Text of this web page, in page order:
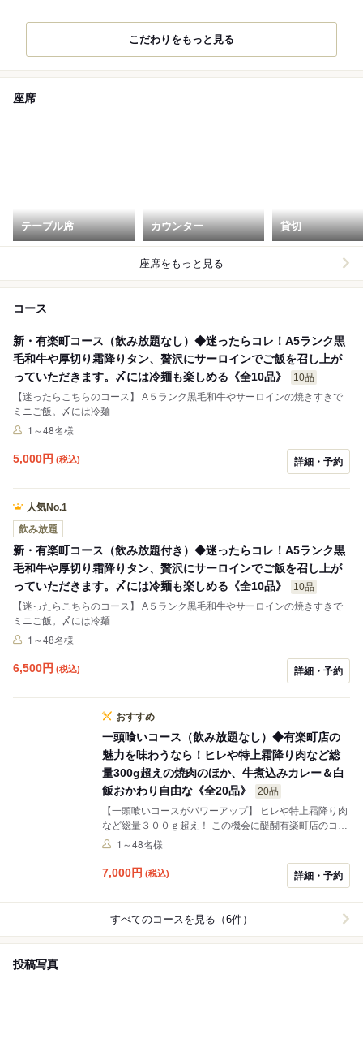
こだわりをもっと見る
座席
テーブル席 カウンター 貸切
座席をもっと見る
コース
新・有楽町コース（飲み放題なし）◆迷ったらコレ！A5ランク黒
毛和牛や厚切り霜降りタン、贅沢にサーロインでご飯を召し上が
っていただきます。〆には冷麺も楽しめる《全10品》
10品
【迷ったらこちらのコース】 A５ランク黒毛和牛やサーロインの焼きすきで
ミニご飯。〆には冷麺
1～48名様
5,000円 (税込) 詳細・予約
人気No.1
飲み放題
新・有楽町コース（飲み放題付き）◆迷ったらコレ！A5ランク黒
毛和牛や厚切り霜降りタン、贅沢にサーロインでご飯を召し上が
っていただきます。〆には冷麺も楽しめる《全10品》
10品
【迷ったらこちらのコース】 A５ランク黒毛和牛やサーロインの焼きすきで
ミニご飯。〆には冷麺
1～48名様
6,500円 (税込) 詳細・予約
おすすめ
一頭喰いコース（飲み放題なし）◆有楽町店の
魅力を味わうなら！ヒレや特上霜降り肉など総
量300g超えの焼肉のほか、牛煮込みカレー＆白
飯おかわり自由な《全20品》
20品
【一頭喰いコースがパワーアップ】 ヒレや特上霜降り肉
など総量３００ｇ超え！ この機会に醍醐有楽町店のコー
スを堪能ください
1～48名様
7,000円 (税込) 詳細・予約
すべてのコースを見る（6件）
投稿写真